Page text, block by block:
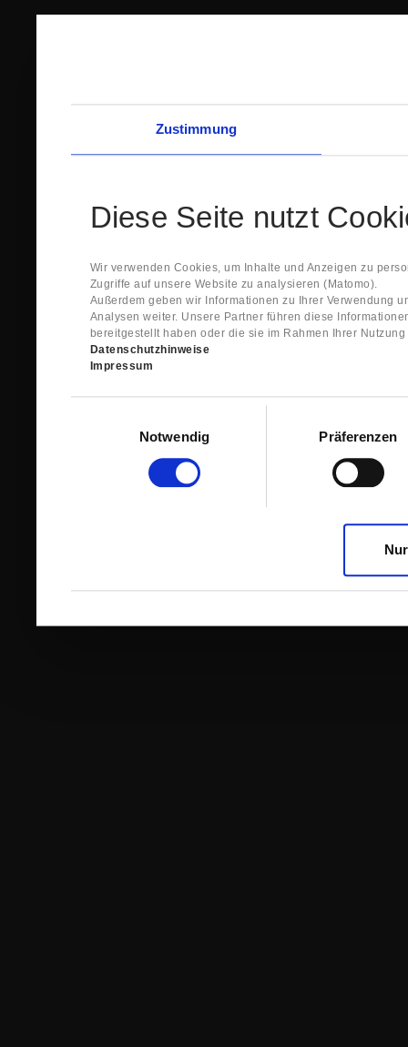
Zustimmung
Diese Seite nutzt
Wir verwenden Cookies, um Inhalte und Anzeigen zu
Zugriffe auf unsere Website zu analysieren (Matomo).
Außerdem geben wir Informationen zu Ihrer Verwendung
Analysen weiter. Unsere Partner führen diese
bereitgestellt haben oder die sie im Rahmen Ihrer
Datenschutzhinweise
Impressum
Notwendig
Präferenzen